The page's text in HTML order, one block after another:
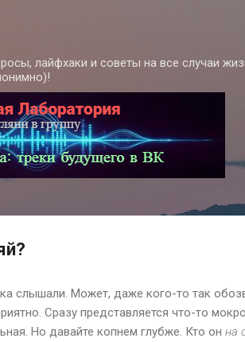
лайфхаки и советы на все случаи
слышали. Может, даже кого-то так
Сразу представляется что-то
Но давайте копнем глубже. Кто он на